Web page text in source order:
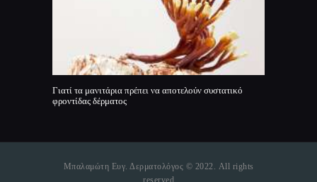
Γιατί τα μανιτάρια πρέπει να αποτελούν συστατικό
φροντίδας δέρματος
Μπαλαμώτη Ευγ. Δερματολόγος © 2022. All rights
reserved